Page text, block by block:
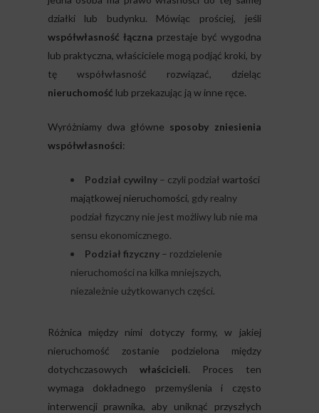
działki lub budynku. Mówiąc prościej, jeśli
współwłasność łączna przestaje być wygodna
lub praktyczna, właściciele mogą podjąć kroki, by
tę współwłasność rozwiązać, dzieląc
nieruchomość lub przekazując ją w inne ręce.
Wyróżniamy dwa główne sposoby zniesienia
współwłasności:
Podział cywilny– czyli podział wartości
majątkowej nieruchomości, gdy realny
podział fizyczny nie jest możliwy lub nie ma
sensu ekonomicznego.
Podział fizyczny– rozdzielenie
nieruchomości na kilka mniejszych,
niezależnie użytkowanych części.
Różnica między nimi dotyczy formy, w jakiej
nieruchomość zostanie podzielona między
dotychczasowych właścicieli. Proces ten
wymaga dokładnego przemyślenia i często
interwencji prawnika, aby uniknąć przyszłych